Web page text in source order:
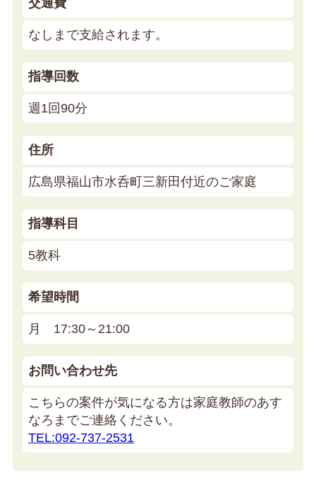
交通費
なしまで支給されます。
指導回数
週1回90分
住所
広島県福山市水呑町三新田付近のご家庭
指導科目
5教科
希望時間
月 17:30～21:00
お問い合わせ先
こちらの案件が気になる方は家庭教師のあす
なろまでご連絡ください。
TEL:092-737-2531